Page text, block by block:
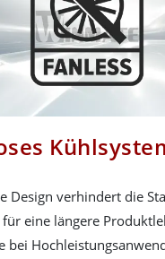
Design verhindert die
eine längere
bei